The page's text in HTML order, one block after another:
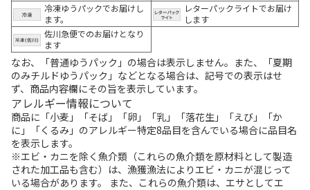
冷凍ゆうパックでお届けし
ます。
レターパックライトでお届け
します
佐川急便でのお届けとなり
ます
なお、「普通ゆうパック」の場合は表示しません。また、「夏期
のみチルドゆうパック」などとなる場合は、記号での表示はせ
ず、商品内容欄にその旨を表示しています。
アレルギー情報について
商品に「小麦」「そば」「卵」「乳」「落花生」「えび」「か
に」「くるみ」のアレルギー特定8品目を含んでいる場合に品目名
を表示します。
※エビ・カニを除く魚介類（これらの魚介類を原材料として製造
された加工品も含む）は、漁獲漁法によりエビ・カニが混じって
いる場合があります。 また、これらの魚介類は、エサとしてエ